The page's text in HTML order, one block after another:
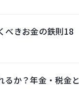
べきお金の鉄則
るか？年金・税金